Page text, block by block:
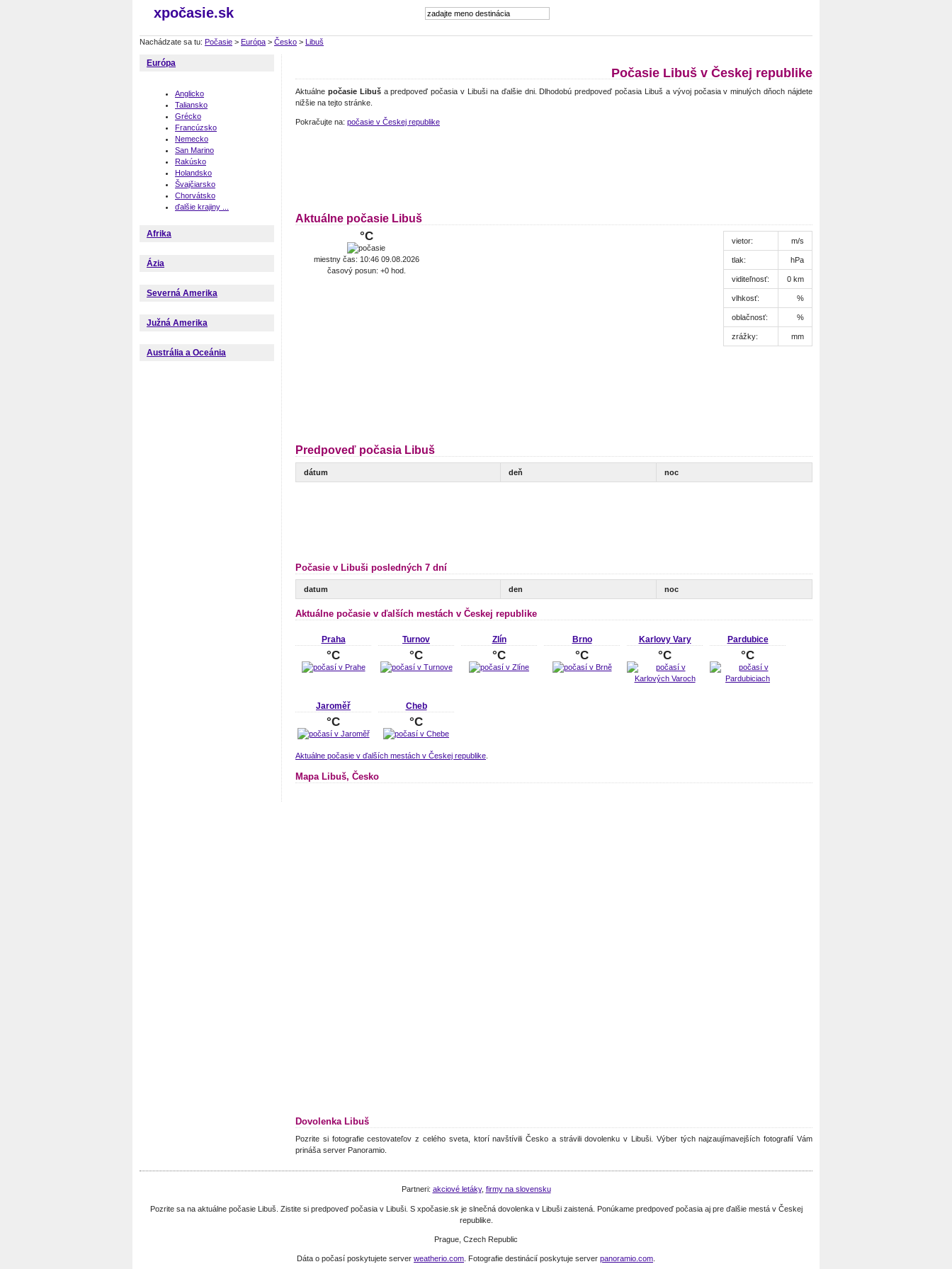
xpočasie.sk
Nachádzate sa tu: Počasie > Európa > Česko > Libuš
Európa
Anglicko
Taliansko
Grécko
Francúzsko
Nemecko
San Marino
Rakúsko
Holandsko
Švajčiarsko
Chorvátsko
ďalšie krajiny ...
Afrika
Ázia
Severná Amerika
Južná Amerika
Austrália a Oceánia
Počasie Libuš v Českej republike
Aktuálne počasie Libuša predpoveď počasia v Libuši na ďalšie dni. Dlhodobú predpoveď počasia Libuš a vývoj počasia v minulých dňoch nájdete
nižšie na tejto stránke.
Pokračujte na: počasie v Českej republike
Aktuálne počasie Libuš
°C
miestny čas: 10:46 09.08.2026
časový posun: +0 hod.
vietor: m/s
tlak: hPa
viditeľnosť: 0 km
vlhkosť: %
oblačnosť: %
zrážky: mm
Predpoveď počasia Libuš
dátum deň noc
Počasie v Libuši posledných 7 dní
datum den noc
Aktuálne počasie v ďalších mestách v Českej republike
Praha
°C
Turnov
°C
Zlín
°C
Brno
°C
Karlovy Vary
°C
Pardubice
°C
Jaroměř
°C
Cheb
°C
Aktuálne počasie v ďalších mestách v Českej republike
Mapa Libuš, Česko
Dovolenka Libuš
Pozrite si fotografie cestovateľov z celého sveta, ktorí navštívili Česko a strávili dovolenku v Libuši. Výber tých najzaujímavejších fotografií Vám
prináša server Panoramio.
Partneri: akciové letáky, firmy na slovensku
Pozrite sa na aktuálne počasie Libuš. Zistite si predpoveď počasia v Libuši. S xpočasie.sk je slnečná dovolenka v Libuši zaistená. Ponúkame predpoveď počasia aj pre ďalšie mestá v Českej
republike.
Prague, Czech Republic
Dáta o počasí poskytujete server weatherio.com . Fotografie destinácií poskytuje server panoramio.com